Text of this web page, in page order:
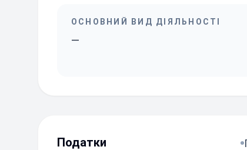
ОСНОВНИЙ ВИД ДІЯЛЬНОСТІ
—
Податки